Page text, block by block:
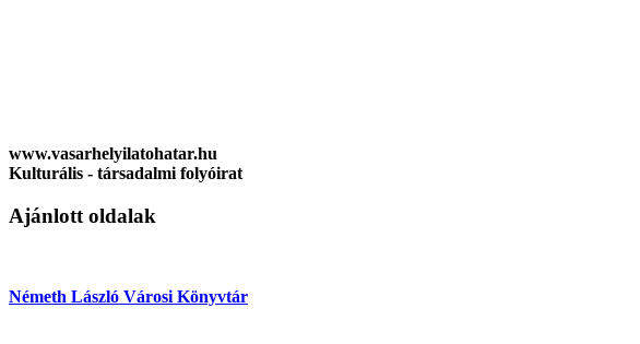
www.vasarhelyilatohatar.hu
Kulturális - társadalmi folyóirat
Ajánlott oldalak
Németh László Városi Könyvtár